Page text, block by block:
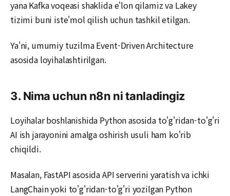
yana Kafka voqeasi shaklida e'lon qilamiz va Lakey
tizimi buni iste'mol qilish uchun tashkil etilgan.
Ya'ni, umumiy tuzilma Event-Driven Architecture
asosida loyihalashtirilgan.
3. Nima uchun n8n ni tanladingiz
Loyihalar boshlanishida Python asosida to'g'ridan-to'g'ri
AI ish jarayonini amalga oshirish usuli ham ko'rib
chiqildi.
Masalan, FastAPI asosida API serverini yaratish va ichki
LangChain yoki to'g'ridan-to'g'ri yozilgan Python